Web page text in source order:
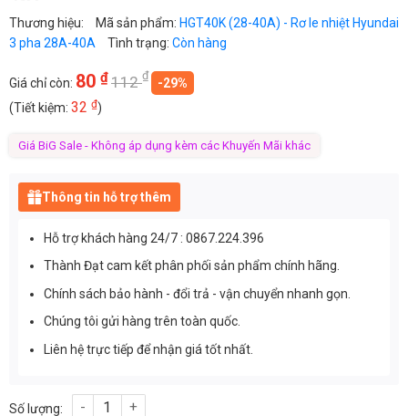
Thương hiệu: Mã sản phẩm: HGT40K (28-40A) - Rơ le nhiệt Hyundai
3 pha 28A-40A
Tình trạng: Còn hàng
Giá chỉ còn: 80 ₫112₫
-29%
(Tiết kiệm: 32 ₫)
Giá BiG Sale - Không áp dụng kèm các Khuyến Mãi khác
Thông tin hỗ trợ thêm
Hỗ trợ khách hàng 24/7 : 0867.224.396
Thành Đạt cam kết phân phối sản phẩm chính hãng.
Chính sách bảo hành - đổi trả - vận chuyển nhanh gọn.
Chúng tôi gửi hàng trên toàn quốc.
Liên hệ trực tiếp để nhận giá tốt nhất.
HGT40K (28-40A) - Rơ le nhiệt Hyundai 3 pha 28A-40A số lượng